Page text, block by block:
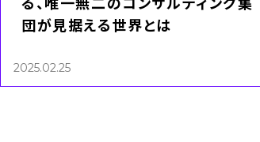
団が見据える世界とは
2025.02.25